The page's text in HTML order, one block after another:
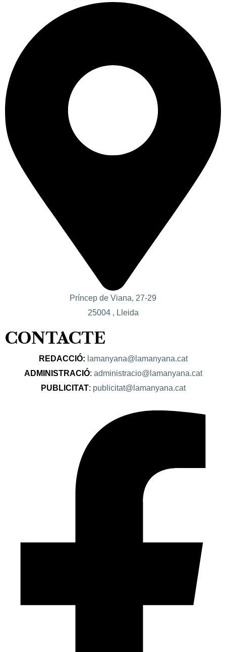
Príncep de Viana, 27-29
25004 , Lleida
CONTACTE
REDACCIÓ: lamanyana@lamanyana.cat
ADMINISTRACIÓ: administracio@lamanyana.cat
PUBLICITAT: publicitat@lamanyana.cat